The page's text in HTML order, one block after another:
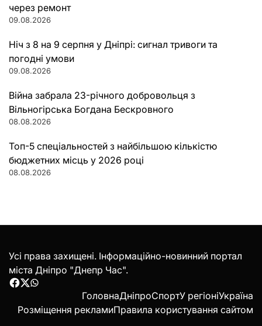
через ремонт
09.08.2026
Ніч з 8 на 9 серпня у Дніпрі: сигнал тривоги та
погодні умови
09.08.2026
Війна забрала 23-річного добровольця з
Вільногірська Богдана Бескровного
08.08.2026
Топ-5 спеціальностей з найбільшою кількістю
бюджетних місць у 2026 році
08.08.2026
Усі права захищені. Інформаційно-новинний портал
міста Дніпро "Днепр Час".
Facebook
Twitter
WhatsApp
ГоловнаДніпроСпортУ регіоніУкраїна
Розміщення рекламиПравила користування сайтом